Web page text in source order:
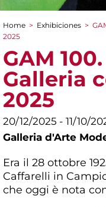
You are here
Home > Exhibiciones >
2025
GAM
Galleria
2025
20/12/2025 - 11/10/
Galleria d'Arte
Era il 28 ottobre
Caffarelli in
che oggi è nota